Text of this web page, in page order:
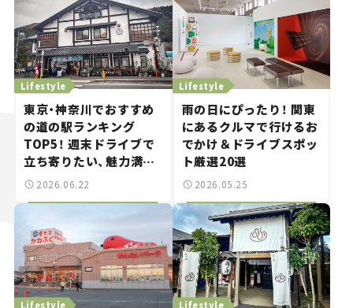
Lifestyle
東京・神奈川でおすすめ
の道の駅ランキング
TOP5！ 週末ドライブで
立ち寄りたい、魅力満載
の施設を紹介【道の駅マ
2026.06.22
Lifestyle
雨の日にぴったり！ 関東
にあるクルマで行けるお
でかけ＆ドライブスポッ
ト厳選20選
2026.05.25
Lifestyle Lifestyle